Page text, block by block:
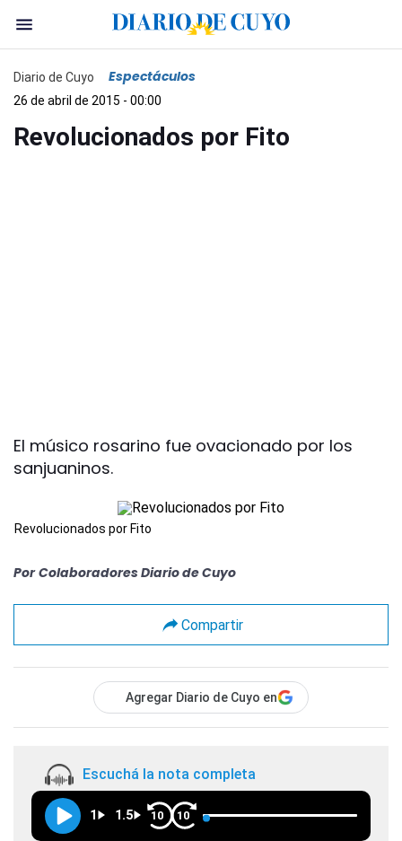
Diario de Cuyo Espectáculos
26 de abril de 2015 - 00:00
Revolucionados por Fito
El músico rosarino fue ovacionado por los
sanjuaninos.
Revolucionados por Fito
Por Colaboradores Diario de Cuyo
Compartir
Agregar Diario de Cuyo en
Escuchá la nota completa
1 1.5 10 10